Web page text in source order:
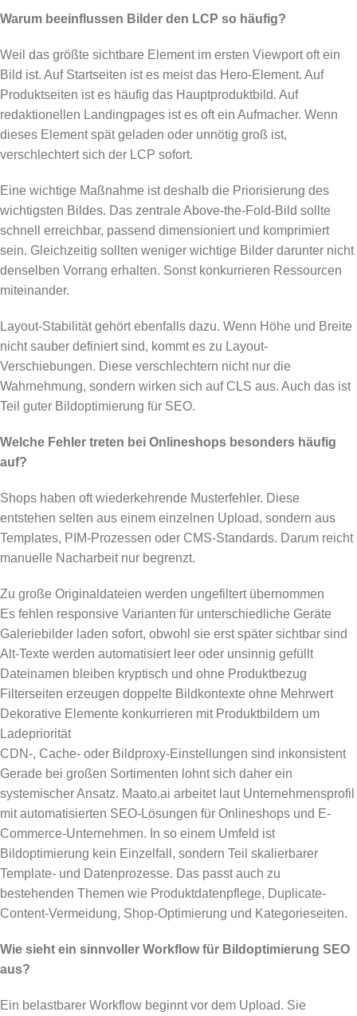
Warum beeinflussen Bilder den LCP so häufig?
Weil das größte sichtbare Element im ersten Viewport oft ein
Bild ist. Auf Startseiten ist es meist das Hero-Element. Auf
Produktseiten ist es häufig das Hauptproduktbild. Auf
redaktionellen Landingpages ist es oft ein Aufmacher. Wenn
dieses Element spät geladen oder unnötig groß ist,
verschlechtert sich der LCP sofort.
Eine wichtige Maßnahme ist deshalb die Priorisierung des
wichtigsten Bildes. Das zentrale Above-the-Fold-Bild sollte
schnell erreichbar, passend dimensioniert und komprimiert
sein. Gleichzeitig sollten weniger wichtige Bilder darunter nicht
denselben Vorrang erhalten. Sonst konkurrieren Ressourcen
miteinander.
Layout-Stabilität gehört ebenfalls dazu. Wenn Höhe und Breite
nicht sauber definiert sind, kommt es zu Layout-
Verschiebungen. Diese verschlechtern nicht nur die
Wahrnehmung, sondern wirken sich auf CLS aus. Auch das ist
Teil guter Bildoptimierung für SEO.
Welche Fehler treten bei Onlineshops besonders häufig
auf?
Shops haben oft wiederkehrende Musterfehler. Diese
entstehen selten aus einem einzelnen Upload, sondern aus
Templates, PIM-Prozessen oder CMS-Standards. Darum reicht
manuelle Nacharbeit nur begrenzt.
Zu große Originaldateien werden ungefiltert übernommen
Es fehlen responsive Varianten für unterschiedliche Geräte
Galeriebilder laden sofort, obwohl sie erst später sichtbar sind
Alt-Texte werden automatisiert leer oder unsinnig gefüllt
Dateinamen bleiben kryptisch und ohne Produktbezug
Filterseiten erzeugen doppelte Bildkontexte ohne Mehrwert
Dekorative Elemente konkurrieren mit Produktbildern um
Ladepriorität
CDN-, Cache- oder Bildproxy-Einstellungen sind inkonsistent
Gerade bei großen Sortimenten lohnt sich daher ein
systemischer Ansatz. Maato.ai arbeitet laut Unternehmensprofil
mit automatisierten SEO-Lösungen für Onlineshops und E-
Commerce-Unternehmen. In so einem Umfeld ist
Bildoptimierung kein Einzelfall, sondern Teil skalierbarer
Template- und Datenprozesse. Das passt auch zu
bestehenden Themen wie Produktdatenpflege, Duplicate-
Content-Vermeidung, Shop-Optimierung und Kategorieseiten.
Wie sieht ein sinnvoller Workflow für Bildoptimierung SEO
aus?
Ein belastbarer Workflow beginnt vor dem Upload. Sie